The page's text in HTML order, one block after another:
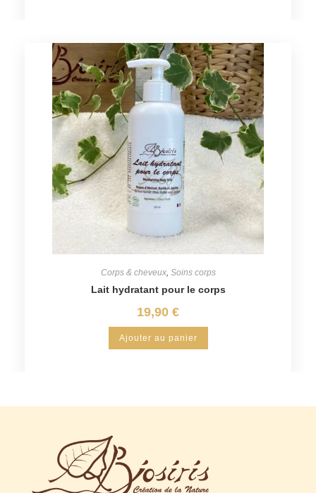
Corps & cheveux, Soins corps
Lait hydratant pour le corps
19,90 €
Ajouter au panier